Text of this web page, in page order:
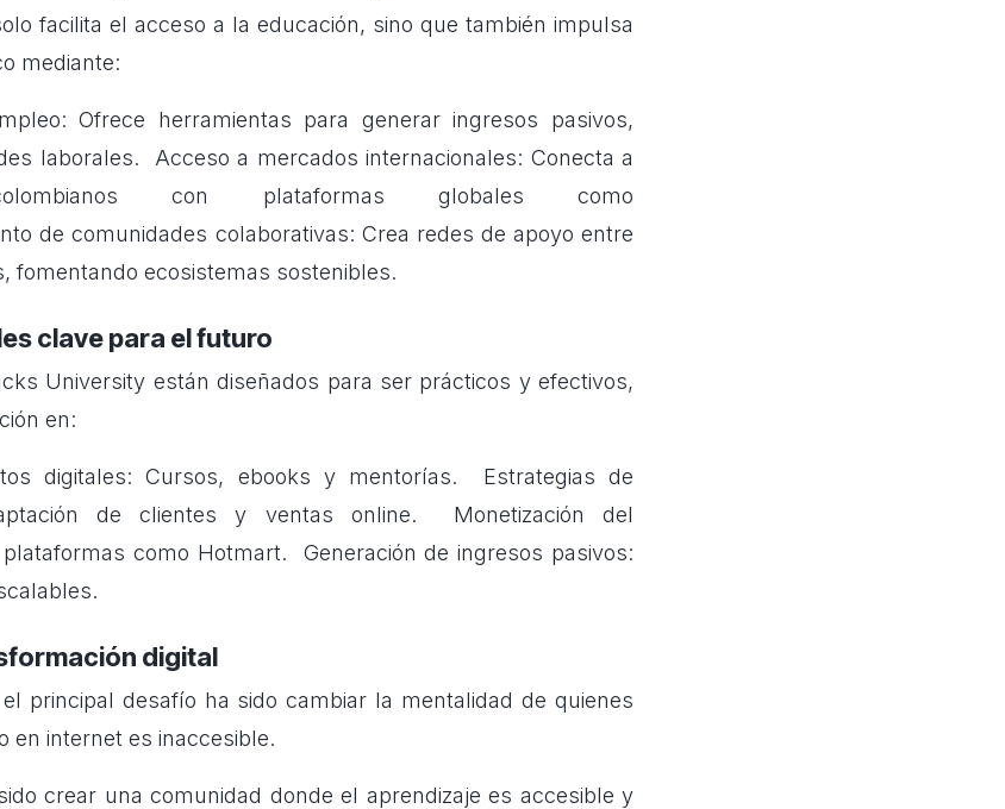
facilita el acceso a la educación, sino que también impulsa
mediante:
Ofrece herramientas para generar ingresos pasivos,
laborales. Acceso a mercados internacionales: Conecta a
con plataformas globales como
de comunidades colaborativas: Crea redes de apoyo entre
fomentando ecosistemas sostenibles.
clave para el futuro
University están diseñados para ser prácticos y efectivos,
en:
digitales: Cursos, ebooks y mentorías. Estrategias de
de clientes y ventas online. Monetización del
como Hotmart. Generación de ingresos pasivos:
digital
principal desafío ha sido cambiar la mentalidad de quienes
en internet es inaccesible.
crear una comunidad donde el aprendizaje es accesible y